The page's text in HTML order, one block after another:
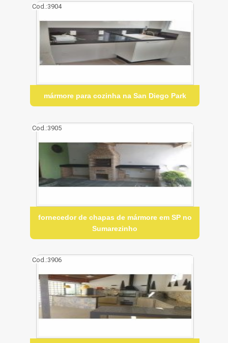
Cod.:3904
mármore para cozinha na San Diego Park
Cod.:3905
fornecedor de chapas de mármore em SP no
Sumarezinho
Cod.:3906